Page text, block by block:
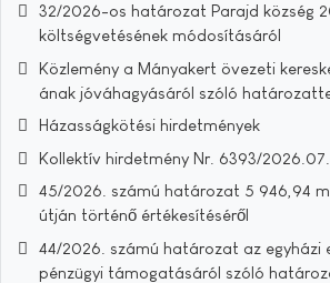
32/2026-os határozat Parajd község
költségvetésének módosításáról
Közlemény a Mányakert övezeti
ának jóváhagyásáról szóló
Házasságkötési hirdetmények
Kollektív hirdetmény Nr. 6393/
45/2026. számú határozat 5 946,94
útján történő értékesítéséről
44/2026. számú határozat az egyházi
pénzügyi támogatásáról szóló